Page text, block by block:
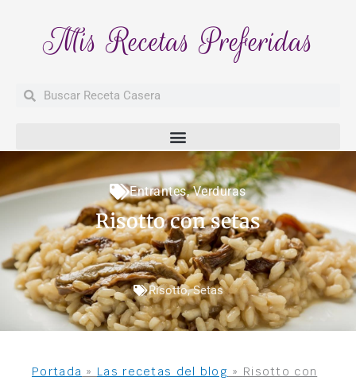
Mis Recetas Preferidas
BuscarBuscar
Entrantes,Verduras
Risotto con setas
Risotto,Setas
Portada » Las recetas del blog » Risotto con